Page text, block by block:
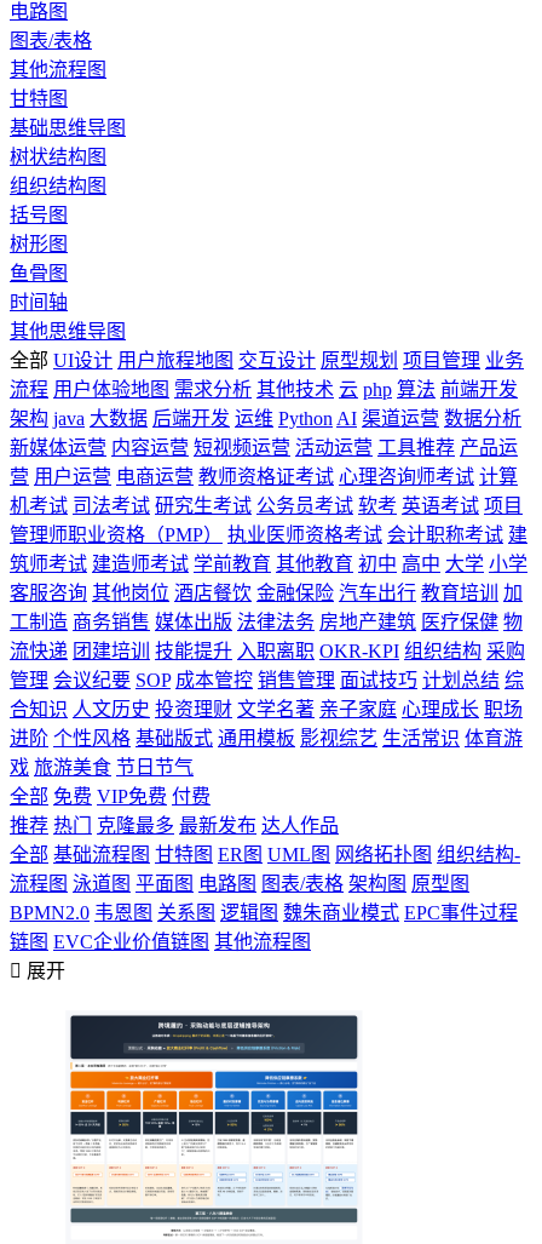
电路图
图表/表格
其他流程图
甘特图
基础思维导图
树状结构图
组织结构图
括号图
树形图
鱼骨图
时间轴
其他思维导图
全部 UI设计 用户旅程地图 交互设计 原型规划 项目管理 业务
流程 用户体验地图 需求分析 其他技术 云 php 算法 前端开发
架构 java 大数据 后端开发 运维 Python AI 渠道运营 数据分析
新媒体运营 内容运营 短视频运营 活动运营 工具推荐 产品运
营 用户运营 电商运营 教师资格证考试 心理咨询师考试 计算
机考试 司法考试 研究生考试 公务员考试 软考 英语考试 项目
管理师职业资格（PMP）
执业医师资格考试 会计职称考试 建
筑师考试 建造师考试 学前教育 其他教育 初中 高中 大学 小学
客服咨询 其他岗位 酒店餐饮 金融保险 汽车出行 教育培训
加
工制造 商务销售 媒体出版 法律法务 房地产建筑 医疗保健 物
流快递 团建培训 技能提升 入职离职 OKR-KPI 组织结构 采购
管理 会议纪要 SOP 成本管控 销售管理 面试技巧 计划总结 综
合知识 人文历史 投资理财 文学名著 亲子家庭 心理成长 职场
进阶 个性风格 基础版式 通用模板 影视综艺 生活常识 体育游
戏 旅游美食 节日节气
全部 免费 VIP免费 付费
推荐 热门 克隆最多 最新发布 达人作品
全部 基础流程图 甘特图 ER图 UML图 网络拓扑图 组织结构-
流程图 泳道图 平面图 电路图 图表/表格 架构图 原型图
BPMN2.0 韦恩图 关系图 逻辑图 魏朱商业模式 EPC事件过程
链图 EVC企业价值链图 其他流程图
 展开